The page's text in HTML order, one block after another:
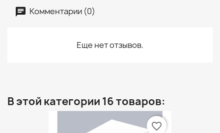
Комментарии (0)
Еще нет отзывов.
В этой категории 16 товаров:
favorite_border